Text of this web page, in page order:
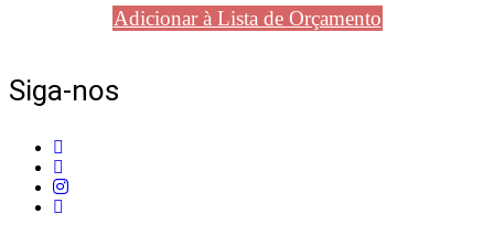
Adicionar à Lista de Orçamento
Siga-nos